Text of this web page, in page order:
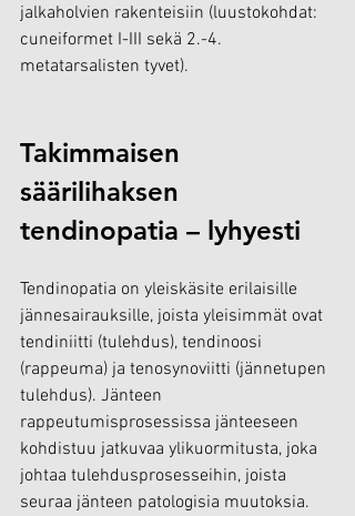
jalkaholvien rakenteisiin (luustokohdat:
cuneiformet I-III sekä 2.-4.
metatarsalisten tyvet).
Takimmaisen
säärilihaksen
tendinopatia – lyhyesti
Tendinopatia on yleiskäsite erilaisille
jännesairauksille, joista yleisimmät ovat
tendiniitti (tulehdus), tendinoosi
(rappeuma) ja tenosynoviitti (jännetupen
tulehdus). Jänteen
rappeutumisprosessissa jänteeseen
kohdistuu jatkuvaa ylikuormitusta, joka
johtaa tulehdusprosesseihin, joista
seuraa jänteen patologisia muutoksia.